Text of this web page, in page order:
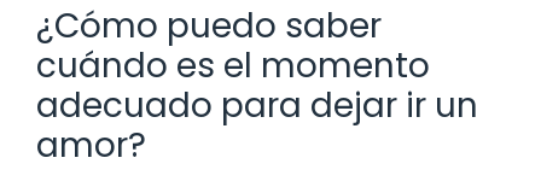
¿Cómo puedo saber
cuándo es el momento
adecuado para dejar ir un
amor?